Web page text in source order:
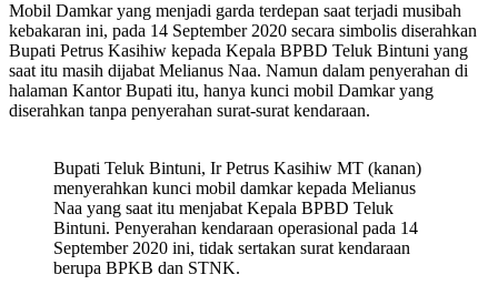
Mobil Damkar yang menjadi garda terdepan saat terjadi musibah
kebakaran ini, pada 14 September 2020 secara simbolis diserahkan
Bupati Petrus Kasihiw kepada Kepala BPBD Teluk Bintuni yang
saat itu masih dijabat Melianus Naa. Namun dalam penyerahan di
halaman Kantor Bupati itu, hanya kunci mobil Damkar yang
diserahkan tanpa penyerahan surat-surat kendaraan.
Bupati Teluk Bintuni, Ir Petrus Kasihiw MT (kanan)
menyerahkan kunci mobil damkar kepada Melianus
Naa yang saat itu menjabat Kepala BPBD Teluk
Bintuni. Penyerahan kendaraan operasional pada 14
September 2020 ini, tidak sertakan surat kendaraan
berupa BPKB dan STNK.